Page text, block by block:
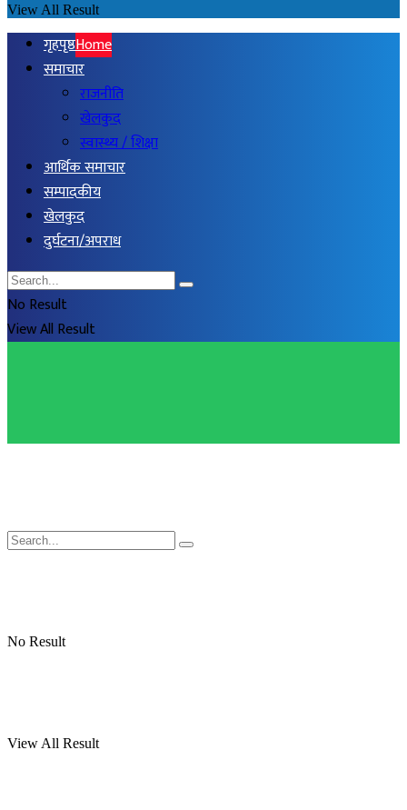
View All Result
गृहपृष्ठHome
समाचार
राजनीति
खेलकुद
स्वास्थ्य / शिक्षा
आर्थिक समाचार
सम्पादकीय
खेलकुद
दुर्घटना/अपराध
No Result
View All Result
No Result
View All Result